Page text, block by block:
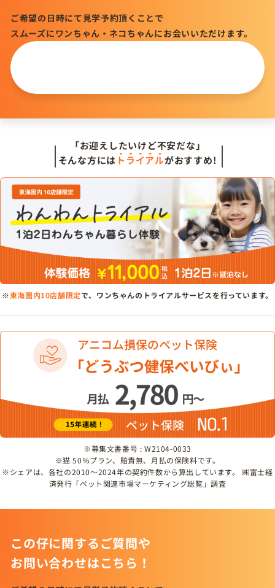
ご希望の日時にて見学予約頂くことで
スムーズにワンちゃん・ネコちゃんにお会いいただけます。
「お迎えしたいけど不安だな」
そんな方には トライアルがおすすめ!
※東海圏内10店舗限定で、ワンちゃんのトライアルサービスを行っています。
※募集文書番号 : W2104-0033
※猫 50％プラン、賠責無、月払の保険料です。
※シェアは、各社の2010～2024年の契約件数から算出しています。 ㈱富士経
済発行「ペット関連市場マーケティング総覧」調査
この仔に関するご質問や
お問い合わせはこちら！